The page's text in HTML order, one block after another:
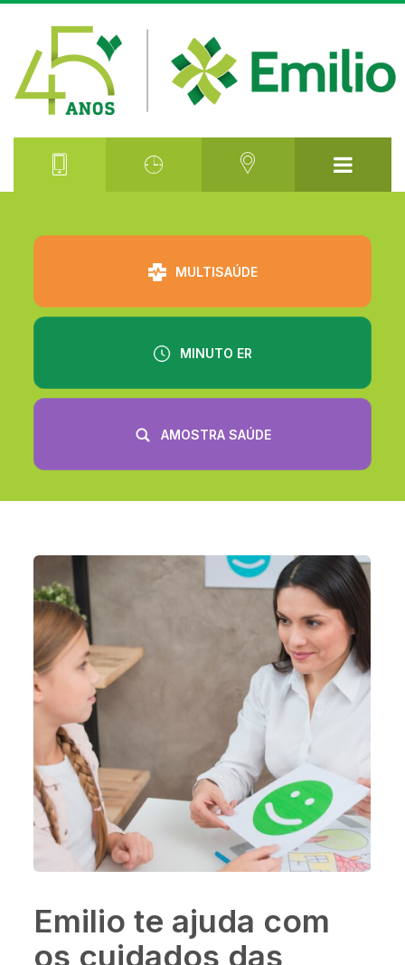
MULTISAÚDE
MINUTO ER
AMOSTRA SAÚDE
Emilio te ajuda com
os cuidados das